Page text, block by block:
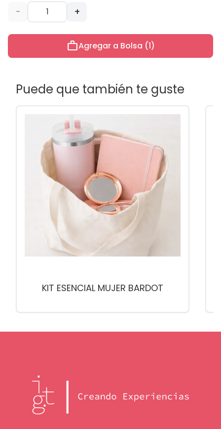
- +
workAgregar a Bolsa (1)
Puede que también te guste
KIT ESENCIAL MUJER BARDOT